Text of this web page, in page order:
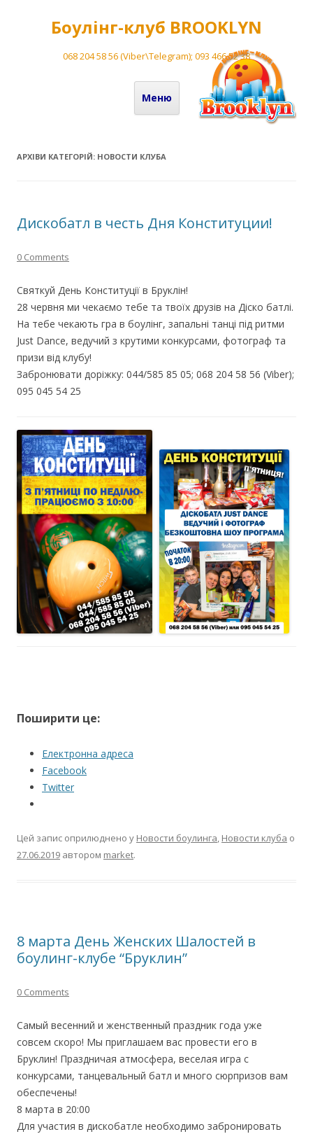
Боулінг-клуб BROOKLYN
068 204 58 56 (Viber\Telegram); 093 466 52 38
Меню
Перейти до вмісту
АРХІВИ КАТЕГОРІЙ: НОВОСТИ КЛУБА
Дискобатл в честь Дня Конституции!
0 Comments
Святкуй День Конституції в Бруклін!
28 червня ми чекаємо тебе та твоїх друзів на Діско батлі.
На тебе чекають гра в боулінг, запальні танці під ритми
Just Dance, ведучий з крутими конкурсами, фотограф та
призи від клубу!
Забронювати доріжку: 044/585 85 05; 068 204 58 56 (Viber);
095 045 54 25
Поширити це:
Електронна адреса
Facebook
Twitter
Цей запис оприлюднено у Новости боулинга, Новости клуба о
27.06.2019 автором market.
8 марта День Женских Шалостей в
боулинг-клубе “Бруклин”
0 Comments
Самый весенний и женственный праздник года уже
совсем скоро! Мы приглашаем вас провести его в
Бруклин! Праздничая атмосфера, веселая игра с
конкурсами, танцевальный батл и много сюрпризов вам
обеспечены!
8 марта в 20:00
Для участия в дискобатле необходимо забронировать